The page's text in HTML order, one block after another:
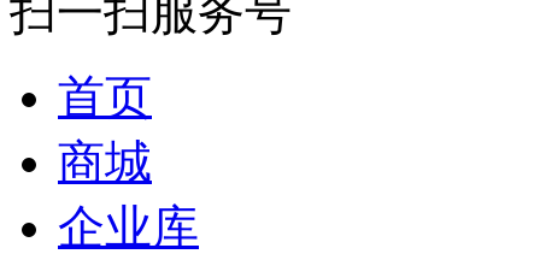
扫一扫服务号
首页
商城
企业库